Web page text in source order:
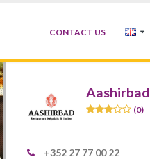
CONTACT US
Aashirbad
(0)
+352 27 77 00 22